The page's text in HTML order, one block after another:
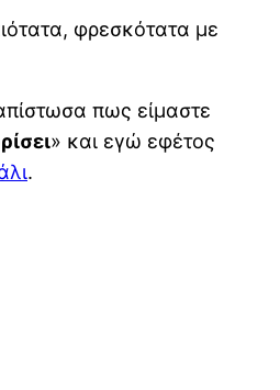
φρεσκότατα με
πως είμαστε
» και εγώ εφέτος
.